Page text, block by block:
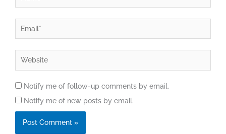
Notify me of follow-up comments by email.
Notify me of new posts by email.